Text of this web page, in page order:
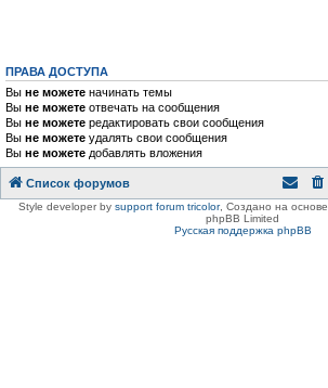
ПРАВА ДОСТУПА
Вы не можете начинать темы
Вы не можете отвечать на сообщения
Вы не можете редактировать свои сообщения
Вы не можете удалять свои сообщения
Вы не можете добавлять вложения
Список форумов
Style developer by support forum tricolor, Создано на основе
phpBB Limited
Русская поддержка phpBB